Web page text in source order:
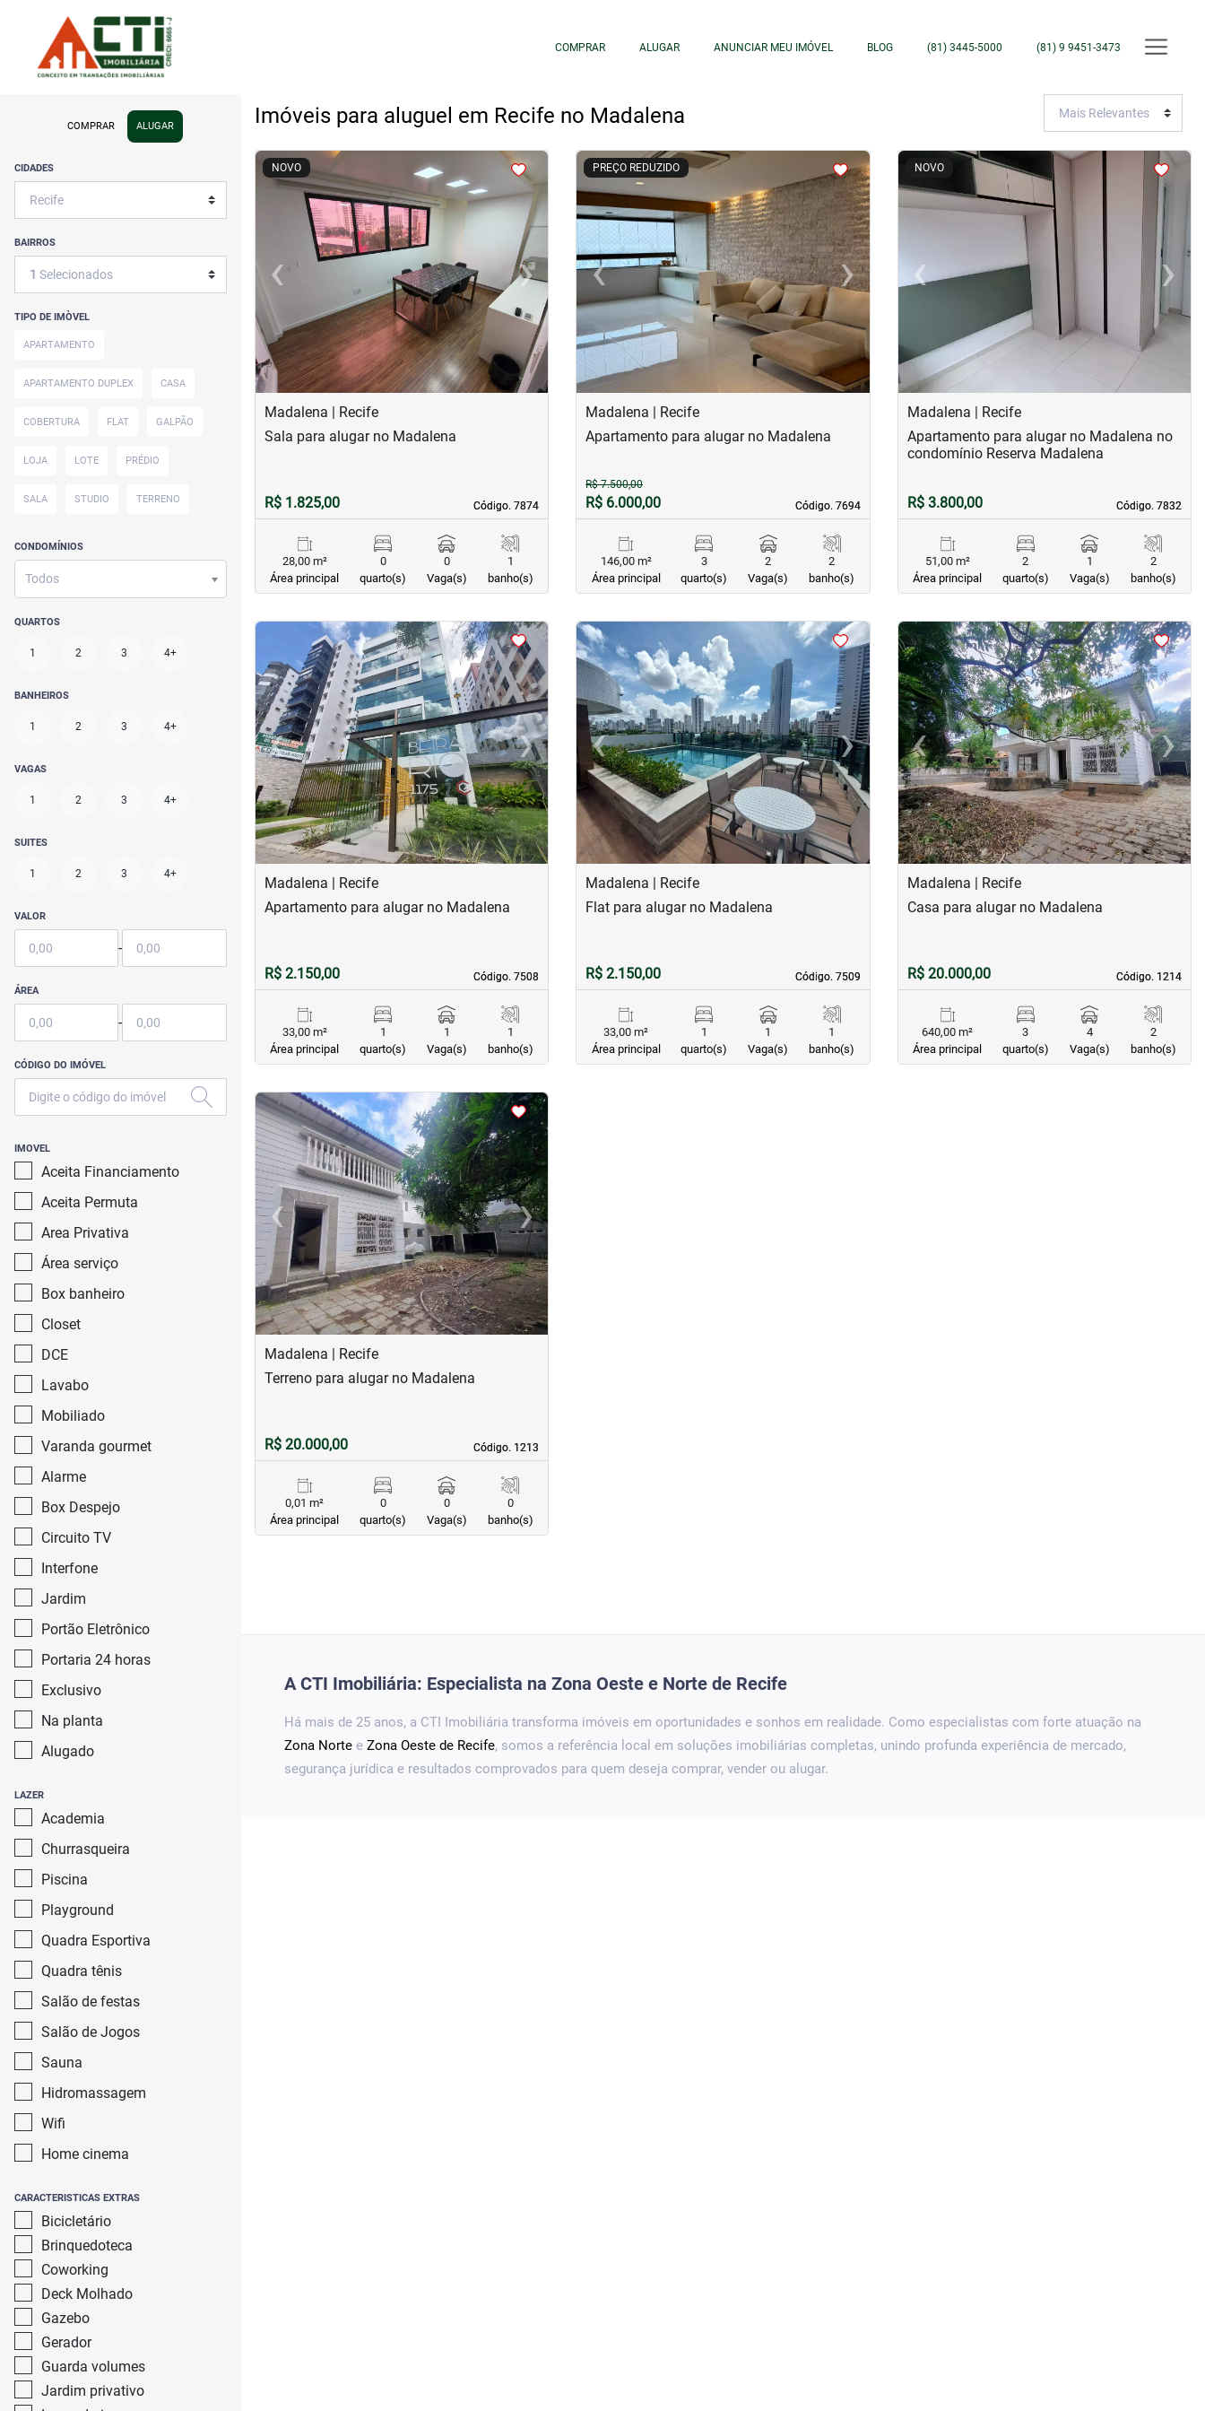
COMPRAR ALUGAR ANUNCIAR MEU IMÓVEL BLOG (81) 3445-5000 (81) 9 9451-3473
COMPRAR ALUGAR
CIDADES
BAIRROS
1 Selecionados
TIPO DE IMÒVEL
APARTAMENTO
APARTAMENTO DUPLEX CASA
COBERTURA FLAT GALPÃO
LOJA LOTE PRÉDIO
SALA STUDIO TERRENO
CONDOMÍNIOS
Todos
QUARTOS
1 2 3 4+
BANHEIROS
1 2 3 4+
VAGAS
1 2 3 4+
SUITES
1 2 3 4+
VALOR
-
ÁREA
-
CÓDIGO DO IMÓVEL
IMOVEL
Aceita Financiamento
Aceita Permuta
Area Privativa
Área serviço
Box banheiro
Closet
DCE
Lavabo
Mobiliado
Varanda gourmet
Alarme
Box Despejo
Circuito TV
Interfone
Jardim
Portão Eletrônico
Portaria 24 horas
Exclusivo
Na planta
Alugado
LAZER
Academia
Churrasqueira
Piscina
Playground
Quadra Esportiva
Quadra tênis
Salão de festas
Salão de Jogos
Sauna
Hidromassagem
Wifi
Home cinema
CARACTERISTICAS EXTRAS
Bicicletário
Brinquedoteca
Coworking
Deck Molhado
Gazebo
Gerador
Guarda volumes
Jardim privativo
Imóveis para aluguel em Recife no Madalena
NOVO
< <<<
‹Previous ›Next
Madalena | Recife
Código. 7874
Código. 7874
Sala para alugar no Madalena
R$ 1.825,00
28,00 m²
Área principal
0
quarto(s)
0
Vaga(s)
1
banho(s)
PREÇO REDUZIDO
<<<<
‹Previous ›Next
Madalena | Recife
Código. 7694
Código. 7694
Apartamento para alugar no Madalena
R$ 7.500,00
R$ 6.000,00
146,00 m²
Área principal
3
quarto(s)
2
Vaga(s)
2
banho(s)
NOVO
< <<<
‹Previous ›Next
Madalena | Recife
Código. 7832
Código. 7832
Apartamento para alugar no Madalena no
condomínio Reserva Madalena
R$ 3.800,00
51,00 m²
Área principal
2
quarto(s)
1
Vaga(s)
2
banho(s)
<
‹Previous ›Next
Madalena | Recife
Código. 7508
Código. 7508
Apartamento para alugar no Madalena
R$ 2.150,00
33,00 m²
Área principal
1
quarto(s)
1
Vaga(s)
1
banho(s)
<<<
‹Previous ›Next
Madalena | Recife
Código. 7509
Código. 7509
Flat para alugar no Madalena
R$ 2.150,00
33,00 m²
Área principal
1
quarto(s)
1
Vaga(s)
1
banho(s)
<<< <
‹Previous ›Next
Madalena | Recife
Código. 1214
Código. 1214
Casa para alugar no Madalena
R$ 20.000,00
640,00 m²
Área principal
3
quarto(s)
4
Vaga(s)
2
banho(s)
<<<<
‹Previous ›Next
Madalena | Recife
Código. 1213
Código. 1213
Terreno para alugar no Madalena
R$ 20.000,00
0,01 m²
Área principal
0
quarto(s)
0
Vaga(s)
0
banho(s)
A CTI Imobiliária: Especialista na Zona Oeste e Norte de Recife
Há mais de 25 anos, a CTI Imobiliária transforma imóveis em oportunidades e sonhos em realidade. Como especialistas com forte atuação na
Zona Nortee Zona Oeste de Recife, somos a referência local em soluções imobiliárias completas, unindo profunda experiência de mercado,
segurança jurídica e resultados comprovados para quem deseja comprar, vender ou alugar.